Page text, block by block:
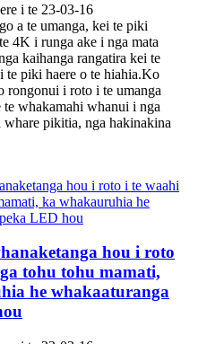
i te 23-03-16
a te umanga, kei te piki
4K i runga ake i nga mata
kaihanga rangatira kei te
te piki haere o te hiahia.Ko
rongonui i roto i te umanga
te whakamahi whanui i nga
whare pikitia, nga hakinakina
hou i roto
tohu tohu mamati,
he whakaaturanga